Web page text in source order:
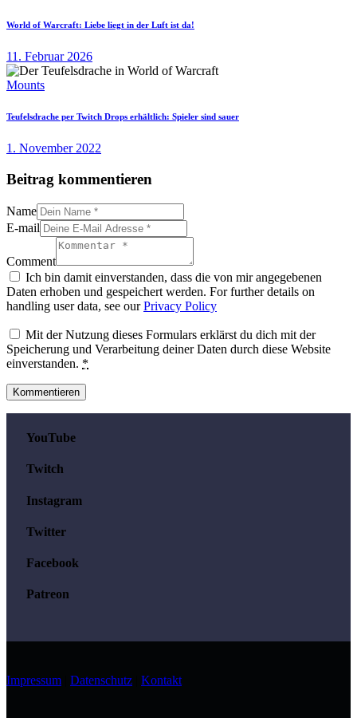
World of Warcraft: Liebe liegt in der Luft ist da!
11. Februar 2026
Mounts
Teufelsdrache per Twitch Drops erhältlich: Spieler sind sauer
1. November 2022
Beitrag kommentieren
Name
E-mail
Comment
Ich bin damit einverstanden, dass die von mir angegebenen
Daten erhoben und gespeichert werden. For further details on
handling user data, see ourPrivacy Policy
Mit der Nutzung dieses Formulars erklärst du dich mit der
Speicherung und Verarbeitung deiner Daten durch diese Website
einverstanden. *
YouTube
Twitch
Instagram
Twitter
Facebook
Patreon
Impressum Datenschutz Kontakt